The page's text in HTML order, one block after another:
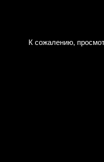
К сожалению,